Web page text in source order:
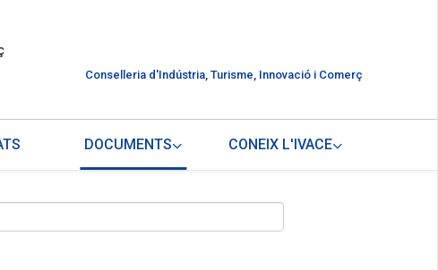
Conselleria d'Indústria, Turisme, Innovació i Comerç
DOCUMENTS CONEIX L'IVACE